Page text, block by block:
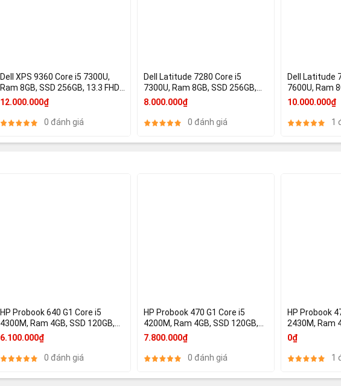
Dell XPS 9360 Core i5 7300U,
Ram 8GB, SSD 256GB, 13.3 FHD,
HD 620
12.000.000₫
0 đánh giá
Dell Latitude 7280 Core i5
7300U, Ram 8GB, SSD 256GB,
12.5 Full HD, HD Graphics 620
8.000.000₫
0 đánh giá
Dell Latitude
7600U, Ram
Inch FHD, HD
10.000.000₫
1
HP Probook 640 G1 Core i5
4300M, Ram 4GB, SSD 120GB,
14 inch, HD Graphics 4600
6.100.000₫
0 đánh giá
HP Probook 470 G1 Core i5
4200M, Ram 4GB, SSD 120GB,
17.3 Inch, AMD Radeon HD
7.800.000₫
0 đánh giá
HP Probook
2430M, Ram
17.3 inch,
0₫
1